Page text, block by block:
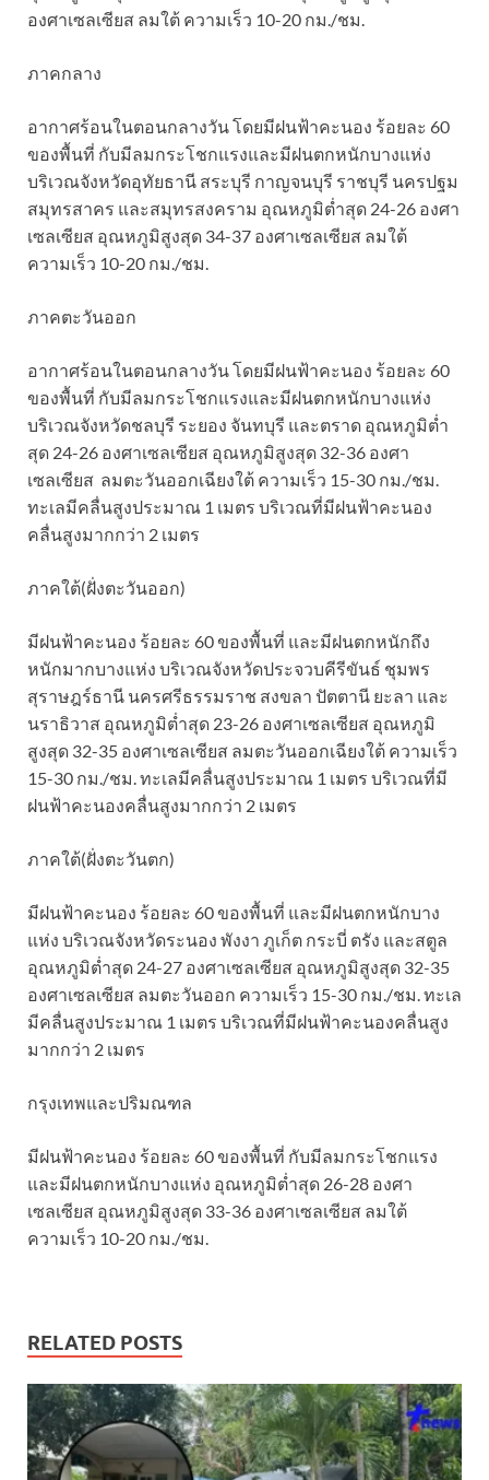
องศาเซลเซียส ลมใต้ ความเร็ว 10-20 กม./ชม.
ภาคกลาง
อากาศร้อนในตอนกลางวัน โดยมีฝนฟ้าคะนอง ร้อยละ 60
ของพื้นที่ กับมีลมกระโชกแรงและมีฝนตกหนักบางแห่ง
บริเวณจังหวัดอุทัยธานี สระบุรี กาญจนบุรี ราชบุรี นครปฐม
สมุทรสาคร และสมุทรสงคราม อุณหภูมิต่ำสุด 24-26 องศา
เซลเซียส อุณหภูมิสูงสุด 34-37 องศาเซลเซียส ลมใต้
ความเร็ว 10-20 กม./ชม.
ภาคตะวันออก
อากาศร้อนในตอนกลางวัน โดยมีฝนฟ้าคะนอง ร้อยละ 60
ของพื้นที่ กับมีลมกระโชกแรงและมีฝนตกหนักบางแห่ง
บริเวณจังหวัดชลบุรี ระยอง จันทบุรี และตราด อุณหภูมิต่ำ
สุด 24-26 องศาเซลเซียส อุณหภูมิสูงสุด 32-36 องศา
เซลเซียส ลมตะวันออกเฉียงใต้ ความเร็ว 15-30 กม./ชม.
ทะเลมีคลื่นสูงประมาณ 1 เมตร บริเวณที่มีฝนฟ้าคะนอง
คลื่นสูงมากกว่า 2 เมตร
ภาคใต้(ฝั่งตะวันออก)
มีฝนฟ้าคะนอง ร้อยละ 60 ของพื้นที่ และมีฝนตกหนักถึง
หนักมากบางแห่ง บริเวณจังหวัดประจวบคีรีขันธ์ ชุมพร
สุราษฎร์ธานี นครศรีธรรมราช สงขลา ปัตตานี ยะลา และ
นราธิวาส อุณหภูมิต่ำสุด 23-26 องศาเซลเซียส อุณหภูมิ
สูงสุด 32-35 องศาเซลเซียส ลมตะวันออกเฉียงใต้ ความเร็ว
15-30 กม./ชม. ทะเลมีคลื่นสูงประมาณ 1 เมตร บริเวณที่มี
ฝนฟ้าคะนองคลื่นสูงมากกว่า 2 เมตร
ภาคใต้(ฝั่งตะวันตก)
มีฝนฟ้าคะนอง ร้อยละ 60 ของพื้นที่ และมีฝนตกหนักบาง
แห่ง บริเวณจังหวัดระนอง พังงา ภูเก็ต กระบี่ ตรัง และสตูล
อุณหภูมิต่ำสุด 24-27 องศาเซลเซียส อุณหภูมิสูงสุด 32-35
องศาเซลเซียส ลมตะวันออก ความเร็ว 15-30 กม./ชม. ทะเล
มีคลื่นสูงประมาณ 1 เมตร บริเวณที่มีฝนฟ้าคะนองคลื่นสูง
มากกว่า 2 เมตร
กรุงเทพและปริมณฑล
มีฝนฟ้าคะนอง ร้อยละ 60 ของพื้นที่ กับมีลมกระโชกแรง
และมีฝนตกหนักบางแห่ง อุณหภูมิต่ำสุด 26-28 องศา
เซลเซียส อุณหภูมิสูงสุด 33-36 องศาเซลเซียส ลมใต้
ความเร็ว 10-20 กม./ชม.
RELATED POSTS